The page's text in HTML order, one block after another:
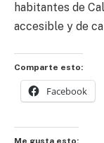
habitantes de
accesible y de
Comparte esto:
Facebook